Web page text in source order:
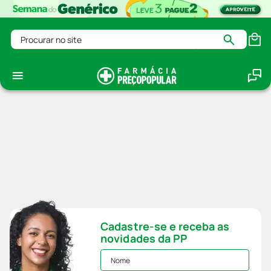
Procurar no site
Cadastre-se e receba as
novidades da PP